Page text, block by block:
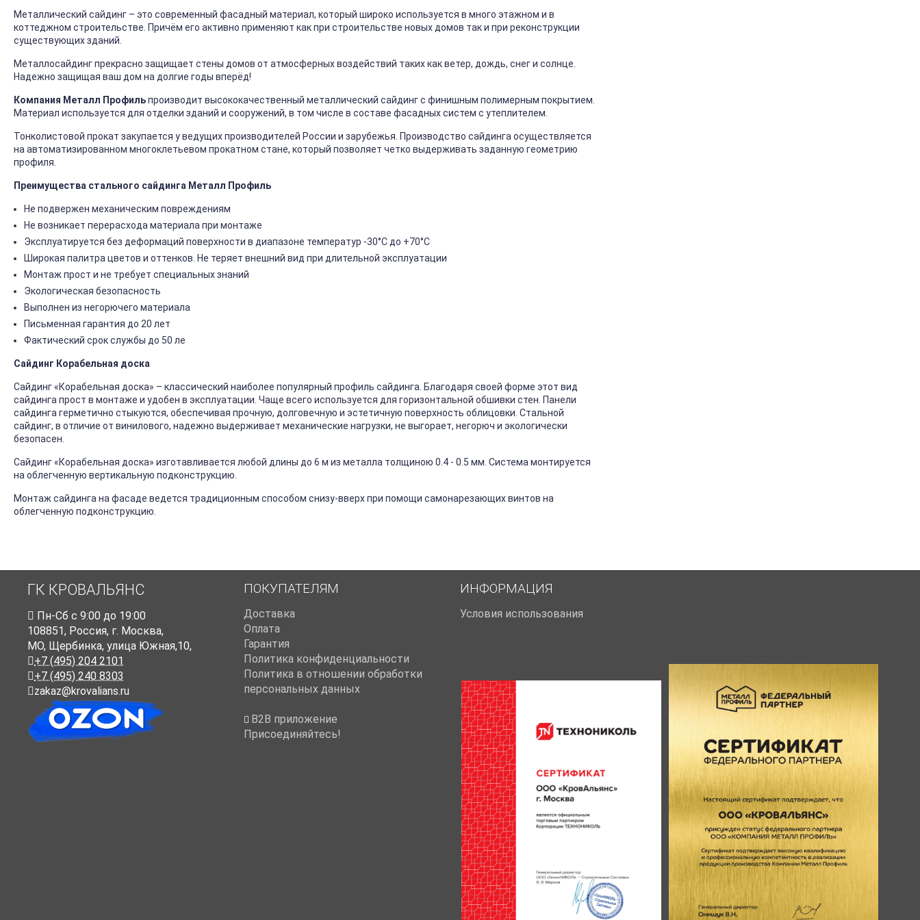
Металлический сайдинг – это современный фасадный материал, который широко используется в много этажном и в
коттеджном строительстве. Причём его активно применяют как при строительстве новых домов так и при реконструкции
существующих зданий.
Металлосайдинг прекрасно защищает стены домов от атмосферных воздействий таких как ветер, дождь, снег и солнце.
Надежно защищая ваш дом на долгие годы вперёд!
Компания Металл Профильпроизводит высококачественный металлический сайдинг с финишным полимерным покрытием.
Материал используется для отделки зданий и сооружений, в том числе в составе фасадных систем с утеплителем.
Тонколистовой прокат закупается у ведущих производителей России и зарубежья. Производство сайдинга осуществляется
на автоматизированном многоклетьевом прокатном стане, который позволяет четко выдерживать заданную геометрию
профиля.
Преимущества стального сайдинга Металл Профиль
Не подвержен механическим повреждениям
Не возникает перерасхода материала при монтаже
Эксплуатируется без деформаций поверхности в диапазоне температур -30°C до +70°C
Широкая палитра цветов и оттенков. Не теряет внешний вид при длительной эксплуатации
Монтаж прост и не требует специальных знаний
Экологическая безопасность
Выполнен из негорючего материала
Письменная гарантия до 20 лет
Фактический срок службы до 50 ле
Сайдинг Корабельная доска
Сайдинг «Корабельная доска» – классический наиболее популярный профиль сайдинга. Благодаря своей форме этот вид
сайдинга прост в монтаже и удобен в эксплуатации. Чаще всего используется для горизонтальной обшивки стен. Панели
сайдинга герметично стыкуются, обеспечивая прочную, долговечную и эстетичную поверхность облицовки. Стальной
сайдинг, в отличие от винилового, надежно выдерживает механические нагрузки, не выгорает, негорюч и экологически
безопасен.
Сайдинг «Корабельная доска» изготавливается любой длины до 6 м из металла толщиною 0.4 - 0.5 мм. Система монтируется
на облегченную вертикальную подконструкцию.
Монтаж сайдинга на фасаде ведется традиционным способом снизу-вверх при помощи самонарезающих винтов на
облегченную подконструкцию.
ГК КРОВАЛЬЯНС
Пн-Cб с 9:00 до 19:00
108851, Россия, г. Москва,
МО, Щербинка, улица Южная,10,
+7 (495) 204 2101
+7 (495) 240 8303
zakaz@krovalians.ru
ПОКУПАТЕЛЯМ
Доставка
Оплата
Гарантия
Политика конфиденциальности
Политика в отношении обработки
персональных данных
B2B приложение
Присоединяйтесь!
ИНФОРМАЦИЯ
Условия использования